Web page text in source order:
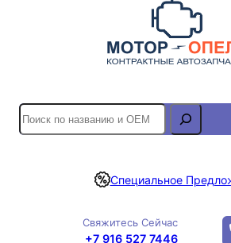
S
e
r
Специальное
Свяжитесь Сейчас
+7 916 527 7446